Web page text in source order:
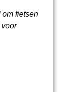
om fietsen